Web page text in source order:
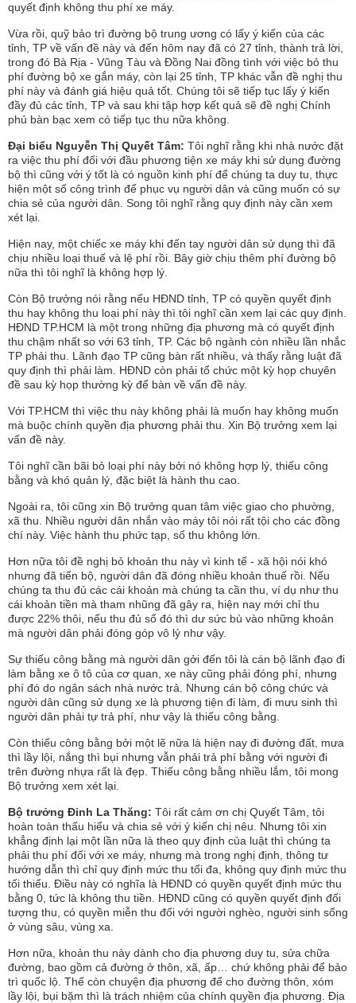
quyết định không thu phí xe máy.
Vừa rồi, quỹ bảo trì đường bộ trung ương có lấy ý kiến của các
tỉnh, TP về vấn đề này và đến hôm nay đã có 27 tỉnh, thành trả lời,
trong đó Bà Rịa - Vũng Tàu và Đồng Nai đồng tình với việc bỏ thu
phí đường bộ xe gắn máy, còn lại 25 tỉnh, TP khác vẫn đề nghị thu
phí này và đánh giá hiệu quả tốt. Chúng tôi sẽ tiếp tục lấy ý kiến
đầy đủ các tỉnh, TP và sau khi tập hợp kết quả sẽ đề nghị Chính
phủ bàn bạc xem có tiếp tục thu nữa không.
Đại biểu Nguyễn Thị Quyết Tâm: Tôi nghĩ rằng khi nhà nước đặt
ra việc thu phí đối với đầu phương tiện xe máy khi sử dụng đường
bộ thì cũng với ý tốt là có nguồn kinh phí để chúng ta duy tu, thực
hiện một số công trình để phục vụ người dân và cũng muốn có sự
chia sẻ của người dân. Song tôi nghĩ rằng quy định này cần xem
xét lại.
Hiện nay, một chiếc xe máy khi đến tay người dân sử dụng thì đã
chịu nhiều loại thuế và lệ phí rồi. Bây giờ chịu thêm phí đường bộ
nữa thì tôi nghĩ là không hợp lý.
Còn Bộ trưởng nói rằng nếu HĐND tỉnh, TP có quyền quyết định
thu hay không thu loại phí này thì tôi nghĩ cần xem lại các quy định.
HĐND TP.HCM là một trong những địa phương mà có quyết định
thu chậm nhất so với 63 tỉnh, TP. Các bộ ngành còn nhiều lần nhắc
TP phải thu. Lãnh đạo TP cũng bàn rất nhiều, và thấy rằng luật đã
quy định thì phải làm. HĐND còn phải tổ chức một kỳ họp chuyên
đề sau kỳ họp thường kỳ để bàn về vấn đề này.
Với TP.HCM thì việc thu này không phải là muốn hay không muốn
mà buộc chính quyền địa phương phải thu. Xin Bộ trưởng xem lại
vấn đề này.
Tôi nghĩ cần bãi bỏ loại phí này bởi nó không hợp lý, thiếu công
bằng và khó quản lý, đặc biệt là hành thu cao.
Ngoài ra, tôi cũng xin Bộ trưởng quan tâm việc giao cho phường,
xã thu. Nhiều người dân nhắn vào máy tôi nói rất tội cho các đồng
chí này. Việc hành thu phức tạp, số thu không lớn.
Hơn nữa tôi đề nghị bỏ khoản thu này vì kinh tế - xã hội nói khó
nhưng đã tiến bộ, người dân đã đóng nhiều khoản thuế rồi. Nếu
chúng ta thu đủ các cái khoản mà chúng ta cần thu, ví dụ như thu
cái khoản tiền mà tham nhũng đã gây ra, hiện nay mới chỉ thu
được 22% thôi, nếu thu đủ số đó thì dư sức bù vào những khoản
mà người dân phải đóng góp vô lý như vậy.
Sự thiếu công bằng mà người dân gởi đến tôi là cán bộ lãnh đạo đi
làm bằng xe ô tô của cơ quan, xe này cũng phải đóng phí, nhưng
phí đó do ngân sách nhà nước trả. Nhưng cán bộ công chức và
người dân cũng sử dụng xe là phương tiện đi làm, đi mưu sinh thì
người dân phải tự trả phí, như vậy là thiếu công bằng.
Còn thiếu công bằng bởi một lẽ nữa là hiện nay đi đường đất, mưa
thì lầy lội, nắng thì bụi nhưng vẫn phải trả phí bằng với người đi
trên đường nhựa rất là đẹp. Thiếu công bằng nhiều lắm, tôi mong
Bộ trưởng xem xét lại.
Bộ trưởng Đinh La Thăng: Tôi rất cảm ơn chị Quyết Tâm, tôi
hoàn toàn thấu hiểu và chia sẻ với ý kiến chị nêu. Nhưng tôi xin
khẳng định lại một lần nữa là theo quy định của luật thì chúng ta
phải thu phí đối với xe máy, nhưng mà trong nghị định, thông tư
hướng dẫn thì chỉ quy định mức thu tối đa, không quy định mức thu
tối thiểu. Điều này có nghĩa là HĐND có quyền quyết định mức thu
bằng 0, tức là không thu tiền. HĐND cũng có quyền quyết định đối
tượng thu, có quyền miễn thu đối với người nghèo, người sinh sống
ở vùng sâu, vùng xa.
Hơn nữa, khoản thu này dành cho địa phương duy tu, sửa chữa
đường, bao gồm cả đường ở thôn, xã, ấp… chứ không phải để bảo
trì quốc lộ. Thế còn chuyện địa phương để cho đường thôn, xóm
lầy lội, bụi bặm thì là trách nhiệm của chính quyền địa phương. Địa